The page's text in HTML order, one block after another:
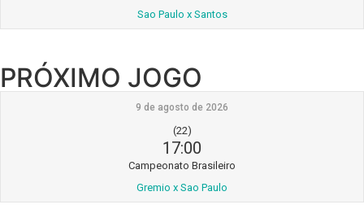
Sao Paulo x Santos
PRÓXIMO JOGO
9 de agosto de 2026
(22)
17:00
Campeonato Brasileiro
Gremio x Sao Paulo